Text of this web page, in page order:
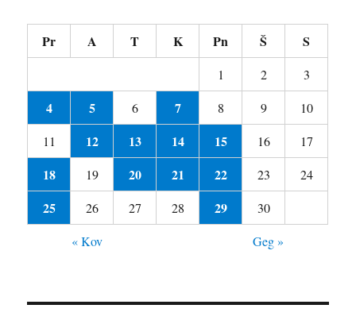
Pr A T K Pn Š S
1 2 3
4 5 6 7 8 9
10
11
12 13 14 15 16 17
18 19 20 21 22 23 24
25 26 27 28 29
30
« Kov
Geg »